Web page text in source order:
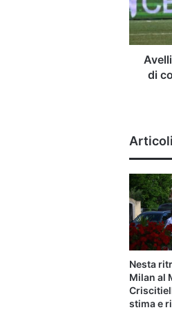
di
le
chiavi
di
Nesta
Milan al
stima e